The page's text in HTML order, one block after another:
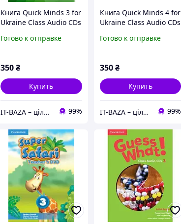
Книга Quick Minds 3 for
Ukraine Class Audio CDs
Cambridge University
Готово к отправке
350₴
Купить
IT-BAZA – ціла база потрібних речей для всієї родини 99%
Книга Quick Minds 4 for
Ukraine Class Audio CDs
Cambridge University
Готово к отправке
350 ₴
Купить
IT-BAZA – ціла база потрібних речей для всієї родини 99%